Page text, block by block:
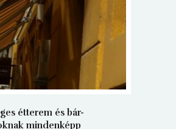
étterem és bár-
mindenképp